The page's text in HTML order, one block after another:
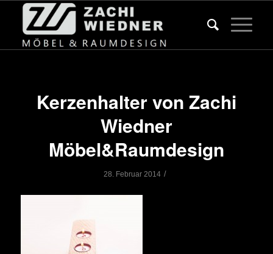
Kerzenhalter von Zachi
Wiedner
Möbel&Raumdesign
28. Februar 2014 /